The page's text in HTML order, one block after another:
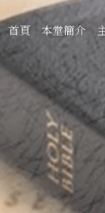
首頁 本堂簡介